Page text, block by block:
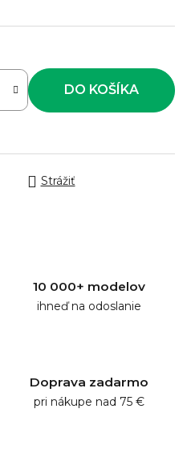
DO KOŠÍKA
Strážiť
10 000+ modelov
ihneď na odoslanie
Doprava zadarmo
pri nákupe nad 75 €